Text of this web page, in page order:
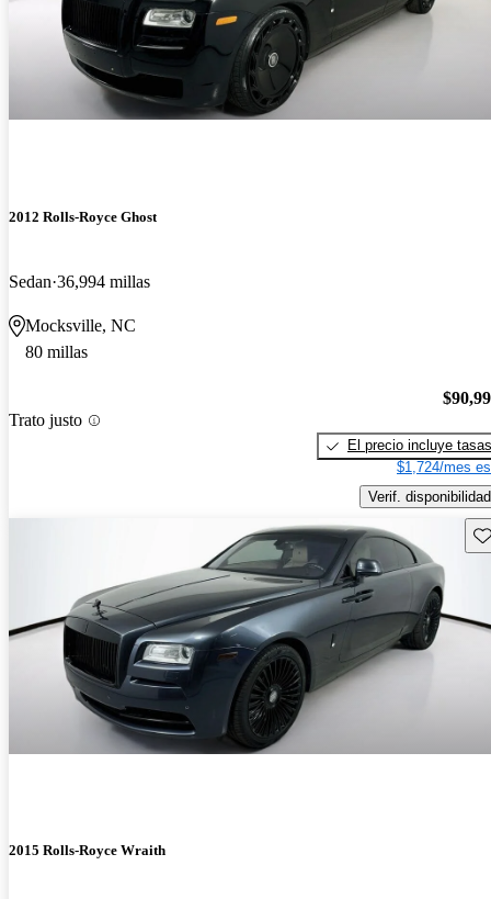
2012 Rolls-Royce Ghost
Sedan 36,994 millas
Mocksville, NC
80 millas
Trato justo
El precio incluye tasas
$1,724/mes
Verif. disponibilidad
2015 Rolls-Royce Wraith